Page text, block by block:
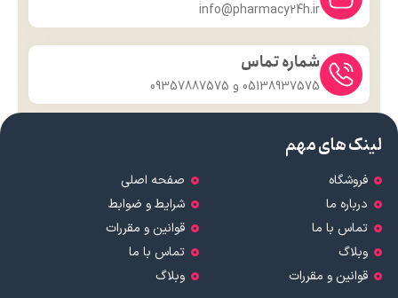
info@pharmacy24h.ir
شماره تماس
05138937575 و 09357887575
لینک های مهم
فروشگاه
درباره ما
تماس با ما
وبلاگ
قوانین و مقررات
صفحه اصلی
شرایط و ضوابط
قوانین و مقررات
تماس با ما
وبلاگ